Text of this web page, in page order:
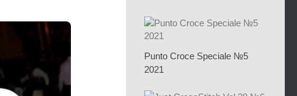
Punto Croce Speciale №5
2021